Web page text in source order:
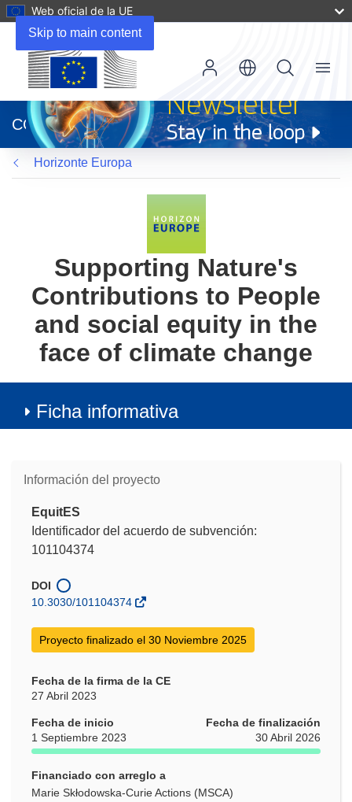
Skip to main content
Web oficial de la UE
abrirá
en
una
nueva
ventana)
CORDIS
Menu
Horizonte Europa
Supporting Nature's
Contributions to People
and social equity in the
face of climate change
Ficha informativa
Información del proyecto
EquitES
Identificador del acuerdo de subvención:
101104374
DOI
10.3030/101104374
Proyecto finalizado el 30 Noviembre 2025
Fecha de la firma de la CE
27 Abril 2023
Fecha de inicio
1 Septiembre 2023
Fecha de finalización
30 Abril 2026
Financiado con arreglo a
Marie Skłodowska-Curie Actions (MSCA)